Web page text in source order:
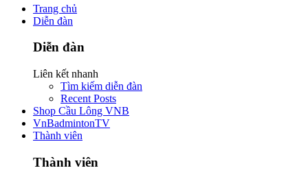
Trang chủ
Diễn đàn
Diễn đàn
Liên kết nhanh
Tìm kiếm diễn đàn
Recent Posts
Shop Cầu Lông VNB
VnBadmintonTV
Thành viên
Thành viên